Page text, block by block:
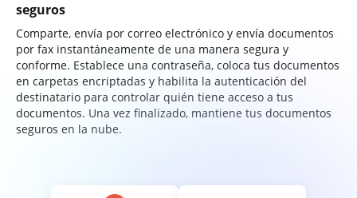
seguros
Comparte, envía por correo electrónico y envía documentos
por fax instantáneamente de una manera segura y
conforme. Establece una contraseña, coloca tus documentos
en carpetas encriptadas y habilita la autenticación del
destinatario para controlar quién tiene acceso a tus
documentos. Una vez finalizado, mantiene tus documentos
seguros en la nube.